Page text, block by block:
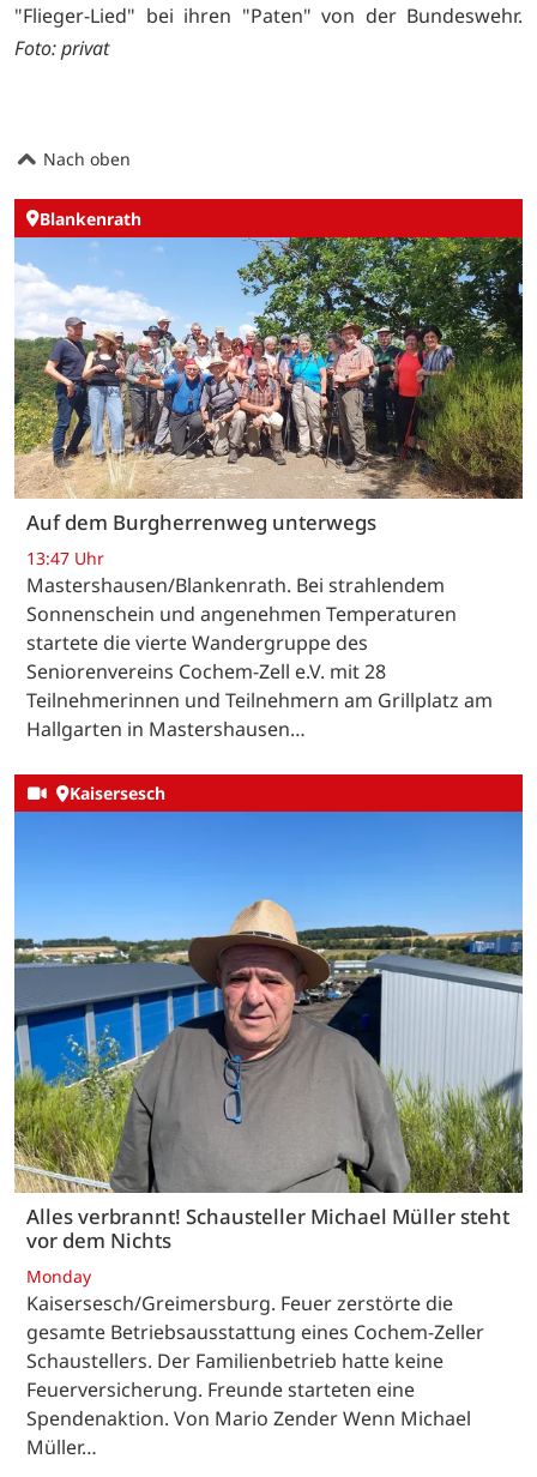
"Flieger-Lied" bei ihren "Paten" von der Bundeswehr.
Foto: privat
Nach oben
Blankenrath
Auf dem Burgherrenweg unterwegs
13:47 Uhr
Mastershausen/Blankenrath. Bei strahlendem
Sonnenschein und angenehmen Temperaturen
startete die vierte Wandergruppe des
Seniorenvereins Cochem-Zell e.V. mit 28
Teilnehmerinnen und Teilnehmern am Grillplatz am
Hallgarten in Mastershausen…
Kaisersesch
Alles verbrannt! Schausteller Michael Müller steht
vor dem Nichts
Monday
Kaisersesch/Greimersburg. Feuer zerstörte die
gesamte Betriebsausstattung eines Cochem-Zeller
Schaustellers. Der Familienbetrieb hatte keine
Feuerversicherung. Freunde starteten eine
Spendenaktion. Von Mario Zender Wenn Michael
Müller…